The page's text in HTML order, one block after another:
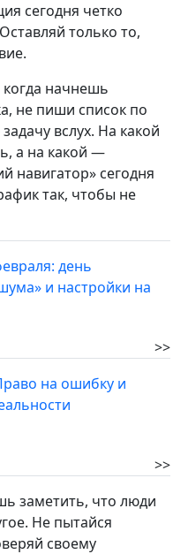
сегодня четко
только то,
начнешь
не пиши список по
вслух. На какой
а на какой —
навигатор» сегодня
так, чтобы не
день
и настройки на
>>
на ошибку и
>>
заметить, что люди
Не пытайся
своему